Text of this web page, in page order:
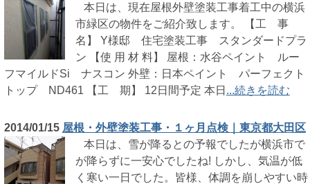
本日は、現在屋根外壁塗装工事着工中の横浜
市緑区の物件をご紹介致します。 【工 事
名】 Y様邸 住宅塗装工事 スタンダードプラ
ン 【使 用 材 料】 屋根：水谷ペイント ルー
フマイルドSi ナスコン 外壁：日本ペイント パーフェクト
トップ ND461 【工 期】 12日間予定 本日 ...続きを読む
2014/01/15 屋根・外壁塗装工事・１ヶ月点検｜東京都大田区
本日は、雪が降るとの予報でしたが横浜市で
が降らずに一安心でしたね! しかし、気温が低
く寒い一日でした。皆様、体調を崩しやすい時